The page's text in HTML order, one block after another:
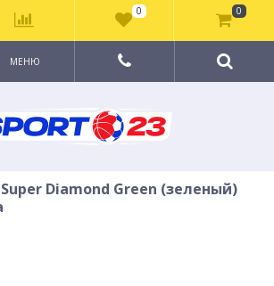
МЕНЮ
Diamond Green (зеленый)
0 0